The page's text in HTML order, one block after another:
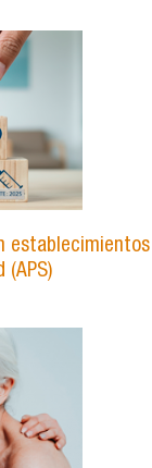
establecimientos
(APS)